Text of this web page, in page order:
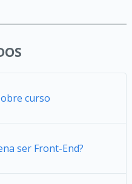
curso
ser Front-End?